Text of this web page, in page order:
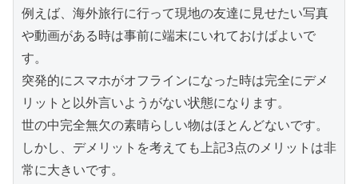
例えば、海外旅行に行って現地の友達に見せたい写真
や動画がある時は事前に端末にいれておけばよいで
す。
突発的にスマホがオフラインになった時は完全にデメ
リットと以外言いようがない状態になります。
世の中完全無欠の素晴らしい物はほとんどないです。
しかし、デメリットを考えても上記3点のメリットは非
常に大きいです。